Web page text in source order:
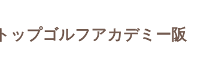
プゴルフアカデミー阪